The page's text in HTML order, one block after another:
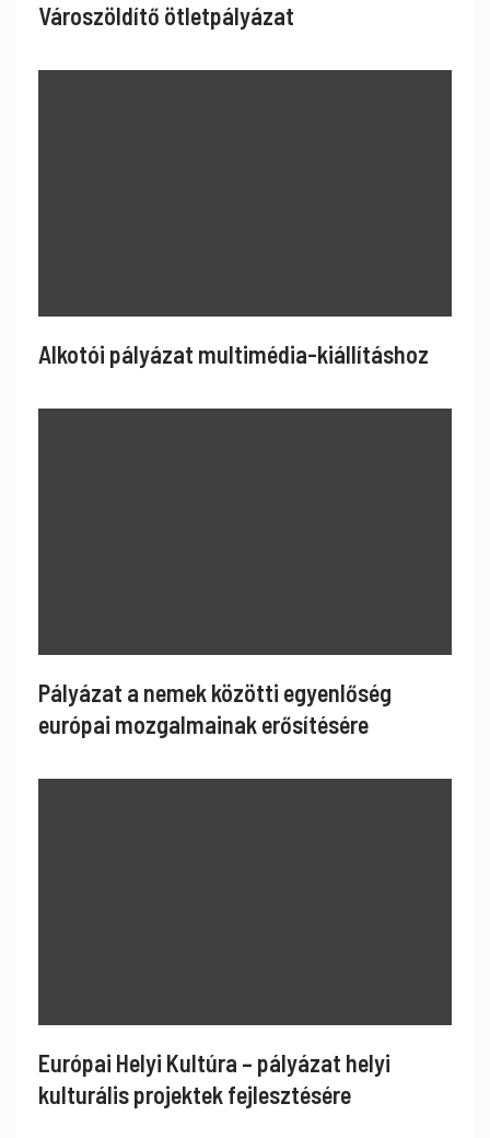
Városzöldítő ötletpályázat
Alkotói pályázat multimédia-kiállításhoz
Pályázat a nemek közötti egyenlőség
európai mozgalmainak erősítésére
Európai Helyi Kultúra – pályázat helyi
kulturális projektek fejlesztésére